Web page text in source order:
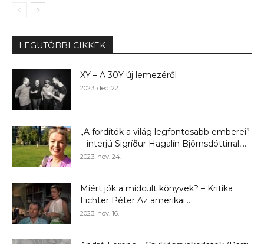
LEGUTÓBBI CIKKEK
XY – A 30Y új lemezéről
2023. dec. 22.
„A fordítók a világ legfontosabb emberei”
– interjú Sigríður Hagalín Björnsdóttirral,...
2023. nov. 24.
Miért jók a midcult könyvek? – Kritika
Lichter Péter Az amerikai...
2023. nov. 16.